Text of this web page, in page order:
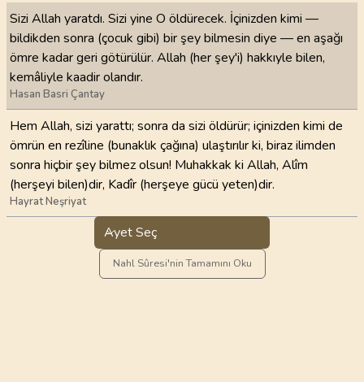
Sizi Allah yaratdı. Sizi yine O öldürecek. İçinizden kimi —
bildikden sonra (çocuk gibi) bir şey bilmesin diye — en aşağı
ömre kadar geri götürülür. Allah (her şey'i) hakkıyle bilen,
kemâliyle kaadir olandır.
Hasan Basri Çantay
Hem Allah, sizi yarattı; sonra da sizi öldürür; içinizden kimi de
ömrün en rezîline (bunaklık çağına) ulaştırılır ki, biraz ilimden
sonra hiçbir şey bilmez olsun! Muhakkak ki Allah, Alîm
(herşeyi bilen)dir, Kadîr (herşeye gücü yeten)dir.
Hayrat Neşriyat
Ayet Seç
Nahl Sûresi'nin Tamamını Oku